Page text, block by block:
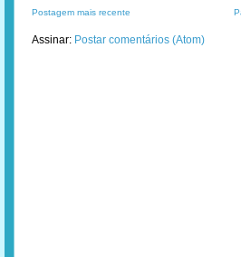
Postagem mais recente
Assinar: Postar comentários (Atom)